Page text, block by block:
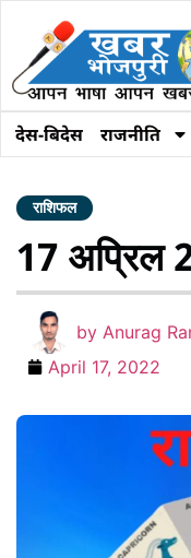
देस-बिदेस राजनीति
राशिफल
17 अप्रिल
by Anurag
April 17, 2022